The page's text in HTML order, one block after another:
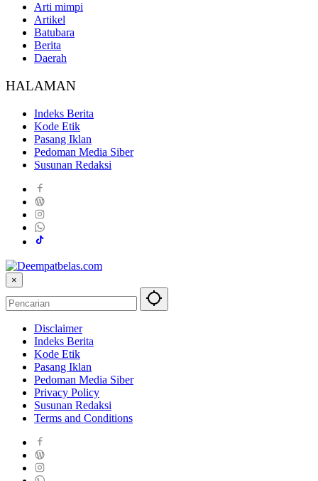
Arti mimpi
Artikel
Batubara
Berita
Daerah
HALAMAN
Indeks Berita
Kode Etik
Pasang Iklan
Pedoman Media Siber
Susunan Redaksi
×
Disclaimer
Indeks Berita
Kode Etik
Pasang Iklan
Pedoman Media Siber
Privacy Policy
Susunan Redaksi
Terms and Conditions